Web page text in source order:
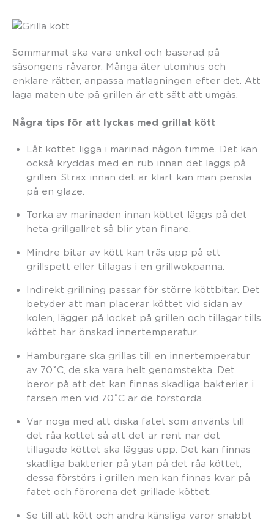
Sommarmat ska vara enkel och baserad på
säsongens råvaror. Många äter utomhus och
enklare rätter, anpassa matlagningen efter det. Att
laga maten ute på grillen är ett sätt att umgås.
Några tips för att lyckas med grillat kött
Låt köttet ligga i marinad någon timme. Det kan
också kryddas med en rub innan det läggs på
grillen. Strax innan det är klart kan man pensla
på en glaze.
Torka av marinaden innan köttet läggs på det
heta grillgallret så blir ytan finare.
Mindre bitar av kött kan träs upp på ett
grillspett eller tillagas i en grillwokpanna.
Indirekt grillning passar för större köttbitar. Det
betyder att man placerar köttet vid sidan av
kolen, lägger på locket på grillen och tillagar tills
köttet har önskad innertemperatur.
Hamburgare ska grillas till en innertemperatur
av 70˚C, de ska vara helt genomstekta. Det
beror på att det kan finnas skadliga bakterier i
färsen men vid 70˚C är de förstörda.
Var noga med att diska fatet som använts till
det råa köttet så att det är rent när det
tillagade köttet ska läggas upp. Det kan finnas
skadliga bakterier på ytan på det råa köttet,
dessa förstörs i grillen men kan finnas kvar på
fatet och förorena det grillade köttet.
Se till att kött och andra känsliga varor snabbt